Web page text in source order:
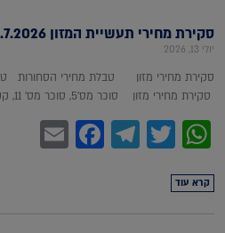
סקירת מחירי תעשיית המזון 1.7.2026
יולי 13, 2026
סקירת מחירי מזון טבלת מחירי הסחורות
סקירת מחירי מזון סוכר מס'5, סוכר מס' 11, קקאו,
WhatsApp
Twitter
Telegram
קרא עוד